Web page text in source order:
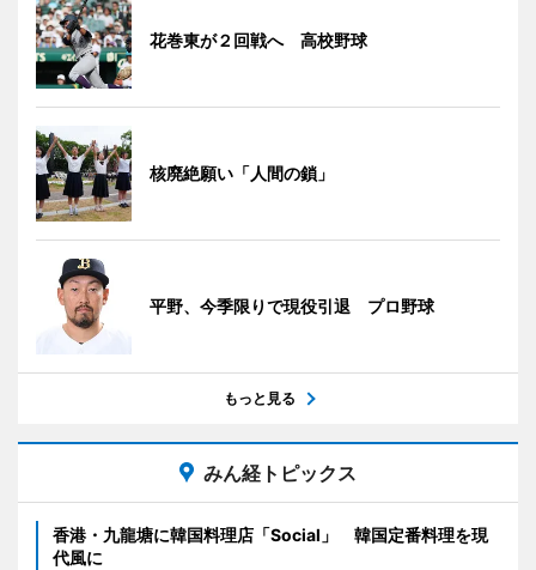
花巻東が２回戦へ 高校野球
核廃絶願い「人間の鎖」
平野、今季限りで現役引退 プロ野球
もっと見る
みん経トピックス
香港・九龍塘に韓国料理店「Social」 韓国定番料理を現
代風に